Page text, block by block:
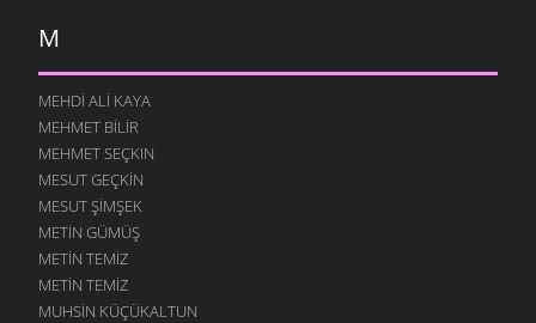
M
MEHDI ALI KAYA
MEHMET BILIR
MEHMET SEÇKIN
MESUT GEÇKIN
MESUT ŞIMŞEK
METIN GÜMÜŞ
METIN TEMIZ
METIN TEMIZ
MUHSIN KÜÇÜKALTUN